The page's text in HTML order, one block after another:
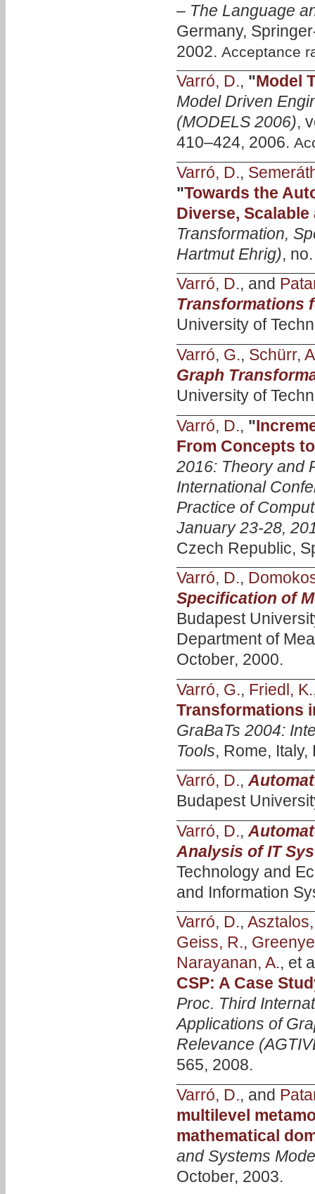
– The Language
Germany,
2002. Acceptance
Varró, D., "Model
Model Driven
(MODELS 2006),
410–424, 2006.
Varró, D.,
"Towards the
Diverse,
Transformation,
Hartmut Ehrig),
Varró, D., and
Transformations
University of
Varró, G., Schürr,
Graph
University of
Varró, D., "
From Concepts
2016: Theory and
International
Practice of
January 23-28,
Czech Republic,
Varró, D.,
Specification of
Budapest
Department of
October, 2000.
Varró, G., Friedl, K.
Transformations
GraBaTs 2004:
Tools, Rome,
Varró, D.,
Budapest
Varró, D.,
Analysis of IT
Technology and
and Information
Varró, D.,
Geiss, R.,
Narayanan, A., et
CSP: A Case
Proc. Third
Applications of
Relevance
565, 2008.
Varró, D., and
multilevel
mathematical
and Systems
October, 2003.